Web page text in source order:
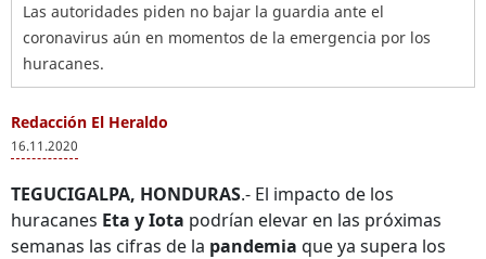
Las autoridades piden no bajar la guardia ante el
coronavirus aún en momentos de la emergencia por los
huracanes.
Redacción El Heraldo
16.11.2020
TEGUCIGALPA, HONDURAS.- El impacto de los
huracanes Eta y Iota podrían elevar en las próximas
semanas las cifras de la pandemia que ya supera los